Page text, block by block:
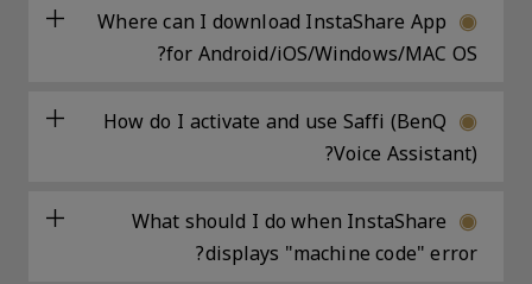
Where can I download InstaShare App
for Android/iOS/Windows/MAC OS?
How do I activate and use Saffi (BenQ
Voice Assistant)?
What should I do when InstaShare
displays "machine code" error?